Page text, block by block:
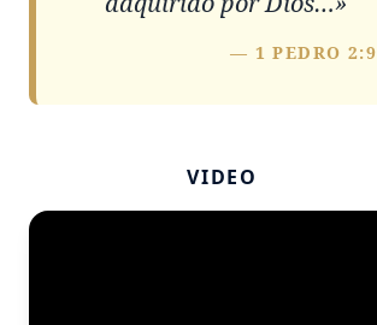
— 1 PEDRO 2:9
VIDEO